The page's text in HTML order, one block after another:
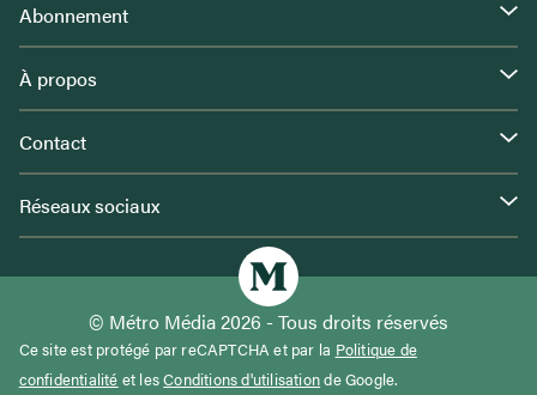
Abonnement
À propos
Contact
Réseaux sociaux
© Métro Média 2026 - Tous droits réservés
Ce site est protégé par reCAPTCHA et par la Politique de
confidentialité et lesConditions d'utilisationde Google.